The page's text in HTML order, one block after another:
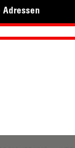
Adressen